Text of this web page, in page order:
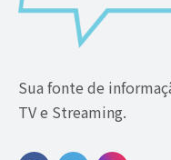
Sua fonte de
TV e Streaming.